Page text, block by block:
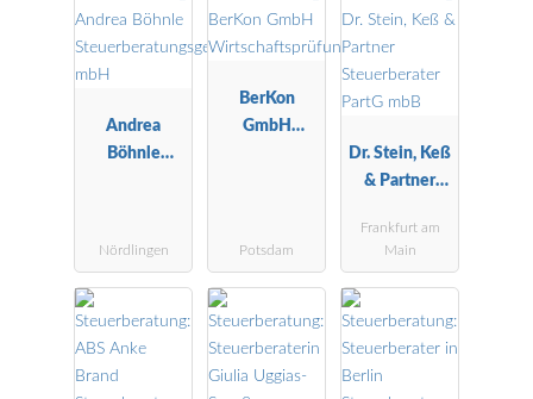
Andrea
Böhnle
Nördlingen
BerKon
GmbH
Potsdam
Dr. Stein, Keß
& Partner
PartG mbB
Frankfurt am
Main